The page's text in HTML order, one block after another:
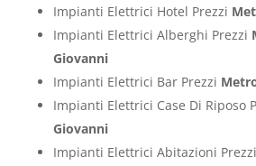
Impianti Elettrici Hotel Prezzi
Impianti Elettrici Alberghi Prezzi
Giovanni
Impianti Elettrici Bar Prezzi
Impianti Elettrici Case Di Riposo
Giovanni
Impianti Elettrici Abitazioni Prezzi